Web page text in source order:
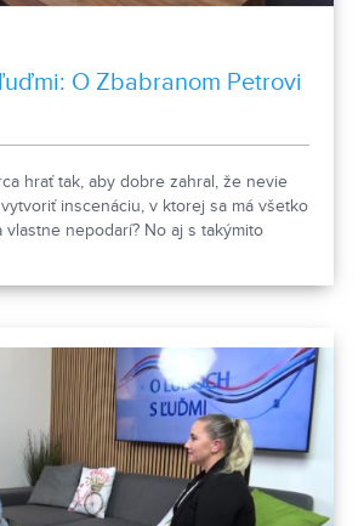
O Zbabranom Petrovi
hrať tak, aby dobre zahral, že nevie
inscenáciu, v ktorej sa má všetko
vlastne nepodarí? No aj s takýmito